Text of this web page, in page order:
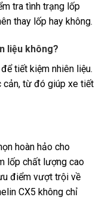
tra tình trạng lốp
thay lốp hay không.
liệu không?
tiết kiệm nhiên liệu.
cản, từ đó giúp xe tiết
hoàn hảo cho
lốp chất lượng cao
điểm vượt trội về
CX5 không chỉ